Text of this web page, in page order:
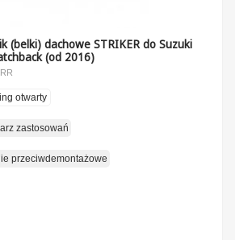
(belki) dachowe STRIKER do Suzuki
(od 2016)
otwarty
zastosowań
przeciwdemontażowe